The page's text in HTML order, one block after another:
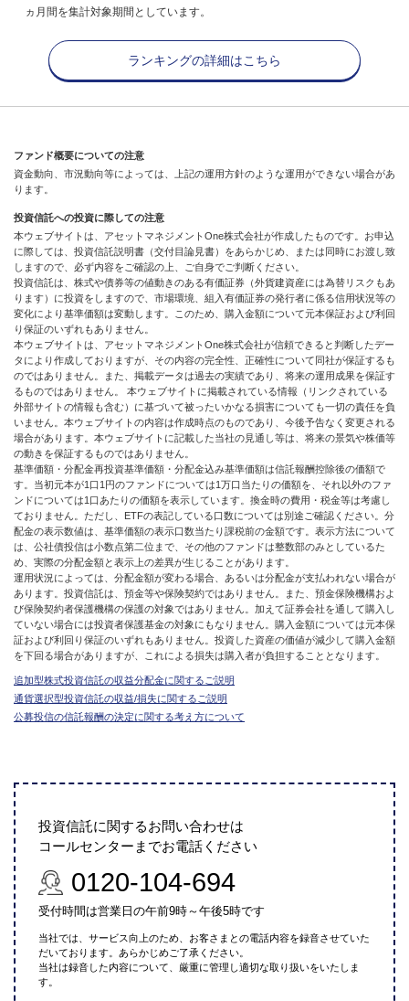
ヵ月間を集計対象期間としています。
ランキングの詳細はこちら
ファンド概要についての注意
資金動向、市況動向等によっては、上記の運用方針のような運用ができない場合があ
ります。
投資信託への投資に際しての注意
本ウェブサイトは、アセットマネジメントOne株式会社が作成したものです。お申込
に際しては、投資信託説明書（交付目論見書）をあらかじめ、または同時にお渡し致
しますので、必ず内容をご確認の上、ご自身でご判断ください。
投資信託は、株式や債券等の値動きのある有価証券（外貨建資産には為替リスクもあ
ります）に投資をしますので、市場環境、組入有価証券の発行者に係る信用状況等の
変化により基準価額は変動します。このため、購入金額について元本保証および利回
り保証のいずれもありません。
本ウェブサイトは、アセットマネジメントOne株式会社が信頼できると判断したデー
タにより作成しておりますが、その内容の完全性、正確性について同社が保証するも
のではありません。また、掲載データは過去の実績であり、将来の運用成果を保証す
るものではありません。 本ウェブサイトに掲載されている情報（リンクされている
外部サイトの情報も含む）に基づいて被ったいかなる損害についても一切の責任を負
いません。本ウェブサイトの内容は作成時点のものであり、今後予告なく変更される
場合があります。本ウェブサイトに記載した当社の見通し等は、将来の景気や株価等
の動きを保証するものではありません。
基準価額・分配金再投資基準価額・分配金込み基準価額は信託報酬控除後の価額で
す。当初元本が1口1円のファンドについては1万口当たりの価額を、それ以外のファ
ンドについては1口あたりの価額を表示しています。換金時の費用・税金等は考慮し
ておりません。ただし、ETFの表記している口数については別途ご確認ください。分
配金の表示数値は、基準価額の表示口数当たり課税前の金額です。表示方法について
は、公社債投信は小数点第二位まで、その他のファンドは整数部のみとしているた
め、実際の分配金額と表示上の差異が生じることがあります。
運用状況によっては、分配金額が変わる場合、あるいは分配金が支払われない場合が
あります。投資信託は、預金等や保険契約ではありません。また、預金保険機構およ
び保険契約者保護機構の保護の対象ではありません。加えて証券会社を通して購入し
ていない場合には投資者保護基金の対象にもなりません。購入金額については元本保
証および利回り保証のいずれもありません。投資した資産の価値が減少して購入金額
を下回る場合がありますが、これによる損失は購入者が負担することとなります。
追加型株式投資信託の収益分配金に関するご説明
通貨選択型投資信託の収益/損失に関するご説明
公募投信の信託報酬の決定に関する考え方について
投資信託に関するお問い合わせは
コールセンターまでお電話ください
0120-104-694
受付時間は営業日の午前9時～午後5時です
当社では、サービス向上のため、お客さまとの電話内容を録音させていた
だいております。あらかじめご了承ください。
当社は録音した内容について、厳重に管理し適切な取り扱いをいたしま
す。